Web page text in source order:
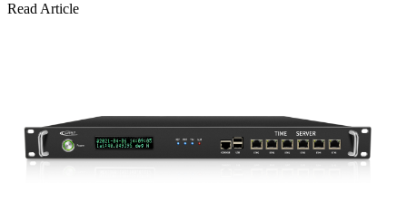
Read Article